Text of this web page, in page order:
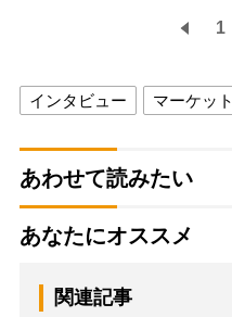
1
インタビュー マーケット
あわせて読みたい
あなたにオススメ
関連記事